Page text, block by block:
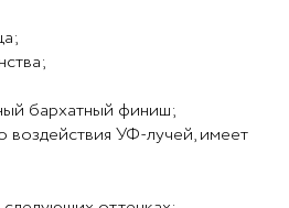
бархатный финиш;
воздействия УФ-лучей, имеет